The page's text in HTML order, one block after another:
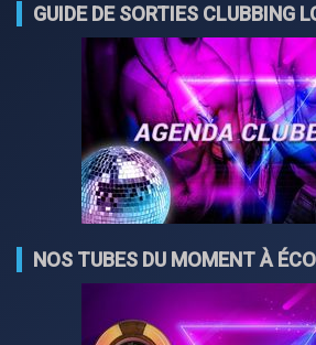
GUIDE DE SORTIES CLUBBING
NOS TUBES DU MOMENT À